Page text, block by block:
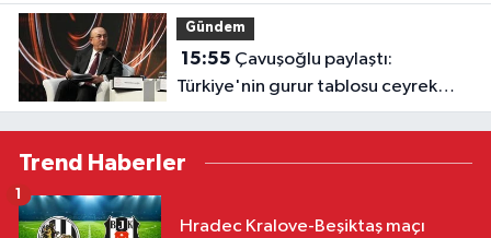
Gündem
15:55
Türkiye'nin gurur tablosu ceyrek
asra sığdı
Trend Haberler
Hradec Kralove-Beşiktaş maçı
1